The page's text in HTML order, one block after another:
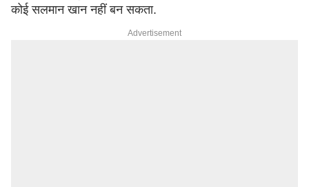
कोई सलमान खान नहीं बन सकता.
Advertisement